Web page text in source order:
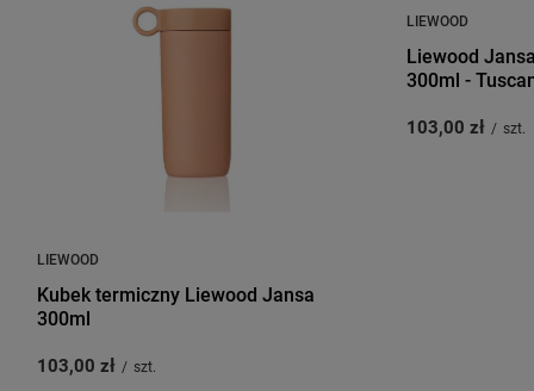
LIEWOOD
Kubek termiczny Liewood Jansa
300ml
103,00 zł / szt.
LIEWOOD
Liewood
300ml -
103,00 zł / szt.